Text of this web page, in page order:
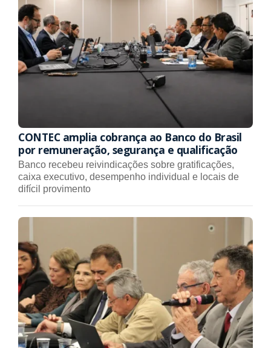
CONTEC amplia cobrança ao Banco do Brasil
por remuneração, segurança e qualificação
Banco recebeu reivindicações sobre gratificações,
caixa executivo, desempenho individual e locais de
difícil provimento